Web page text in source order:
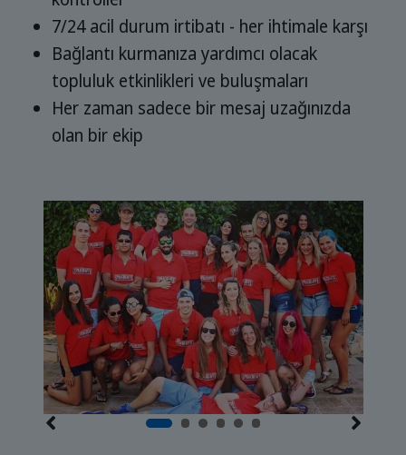
7/24 acil durum irtibatı - her ihtimale karşı
Bağlantı kurmanıza yardımcı olacak
topluluk etkinlikleri ve buluşmaları
Her zaman sadece bir mesaj uzağınızda
olan bir ekip